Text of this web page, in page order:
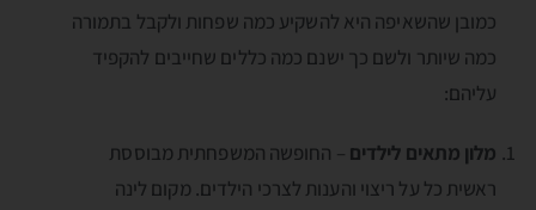
כמובן שהשאיפה היא להשקיע כמה שפחות ולקבל בתמורה
כמה שיותר ולשם כך ישנם כמה כללים שחייבים להקפיד
עליהם:
מלון מתאים לילדים – החופשה המשפחתית מבוססת
ראשית כל על ריצוי והענות לצרכי הילדים. מקום לינה